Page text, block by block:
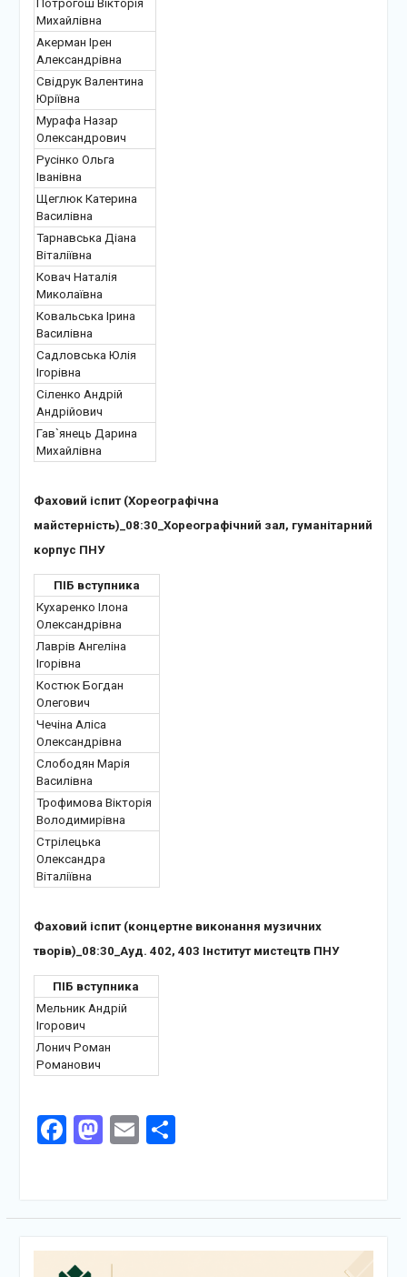
Потрогош Вікторія
Михайлівна
Акерман Ірен
Александрівна
Свідрук Валентина
Юріївна
Мурафа Назар
Олександрович
Русінко Ольга
Іванівна
Щеглюк Катерина
Василівна
Тарнавська Діана
Віталіївна
Ковач Наталія
Миколаївна
Ковальська Ірина
Василівна
Садловська Юлія
Ігорівна
Сіленко Андрій
Андрійович
Гав`янець Дарина
Михайлівна
Фаховий іспит (Хореографічна
майстерність)_08:30_Хореографічний зал, гуманітарний
корпус ПНУ
ПІБ вступника
Кухаренко Ілона
Олександрівна
Лаврів Ангеліна
Ігорівна
Костюк Богдан
Олегович
Чечіна Аліса
Олександрівна
Слободян Марія
Василівна
Трофимова Вікторія
Володимирівна
Стрілецька
Олександра
Віталіївна
Фаховий іспит (концертне виконання музичних
творів)_08:30_Ауд. 402, 403 Інститут мистецтв ПНУ
ПІБ вступника
Мельник Андрій
Ігорович
Лонич Роман
Романович
Facebook
Mastodon
EmailПоділитися